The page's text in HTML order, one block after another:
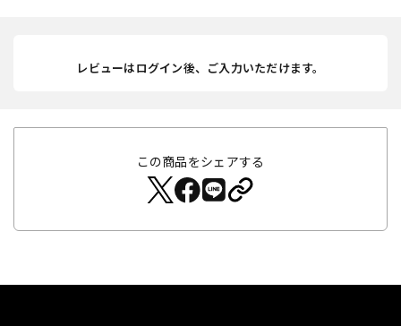
レビューはログイン後、ご入力いただけます。
この商品をシェアする